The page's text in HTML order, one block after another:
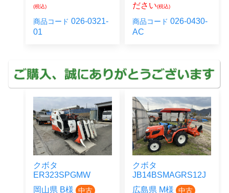
(税込)
商品コード 026-0321-
01
ださい(税込)
商品コード 026-0430-
AC
クボタ
ER323SPGMW
岡山県 B様
中古
クボタ
JB14BSMAGRS12J
広島県 M様
中古